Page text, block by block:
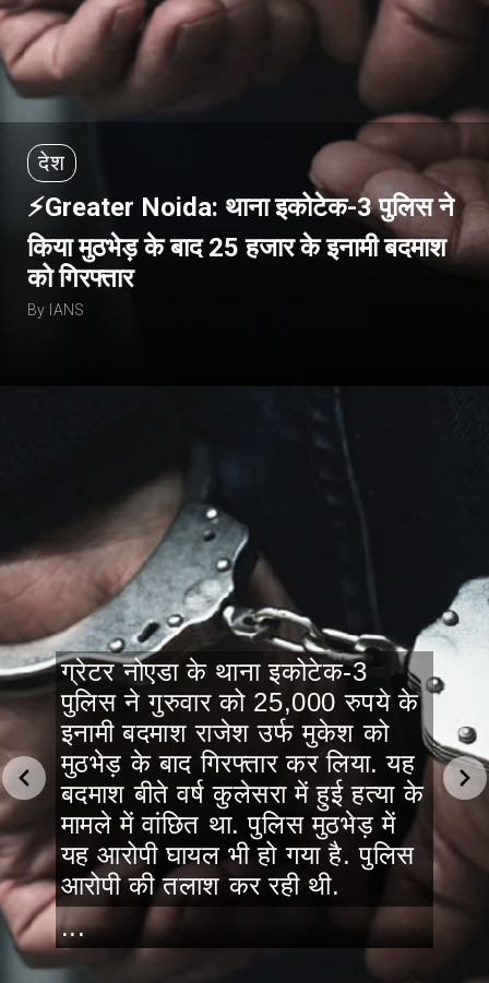
देश
⚡Greater Noida: थाना इकोटेक-3 पुलिस ने
किया मुठभेड़ के बाद 25 हजार के इनामी बदमाश
को गिरफ्तार
By IANS
ग्रेटर नोएडा के थाना इकोटेक-3
पुलिस ने गुरुवार को 25,000 रुपये के
इनामी बदमाश राजेश उर्फ मुकेश को
मुठभेड़ के बाद गिरफ्तार कर लिया. यह
बदमाश बीते वर्ष कुलेसरा में हुई हत्या के
मामले में वांछित था. पुलिस मुठभेड़ में
यह आरोपी घायल भी हो गया है. पुलिस
आरोपी की तलाश कर रही थी.
...